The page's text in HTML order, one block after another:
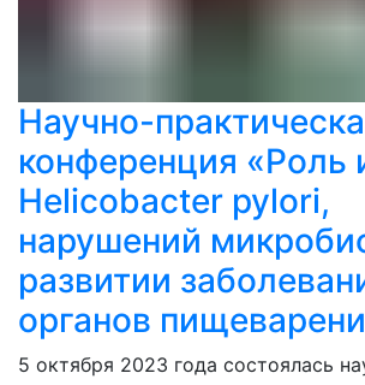
Научно-
конференция «Роль
Helicobacter pylori,
нарушений
развитии
органов
5 октября 2023 года состоялась